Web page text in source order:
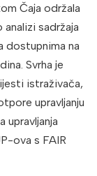
Čaja održala
sadržaja
dostupnima na
Svrha je
istraživača,
upravljanju
upravljanja
ova s FAIR